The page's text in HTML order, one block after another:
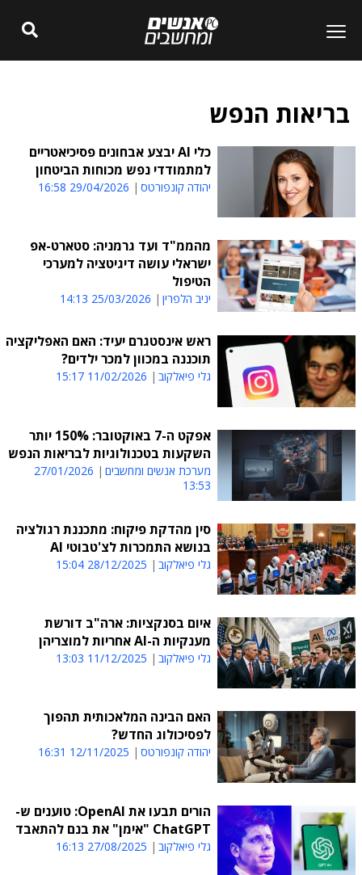
בריאות הנפש
כלי AI יבצע אבחונים פסיכיאטריים
למתמודדי נפש מכוחות הביטחון
יהודה קונפורטס 29/04/2026 16:58
מהממ"ד ועד גרמניה: סטארט-אפ
ישראלי עושה דיגיטציה למערכי
הטיפול
יניב הלפרין 25/03/2026 14:13
ראש אינסטגרם יעיד: האם האפליקציה
תוכננה במכוון למכר ילדים?
גלי פיאלקוב 11/02/2026 15:17
אפקט ה-7 באוקטובר: 150% יותר
השקעות בטכנולוגיות לבריאות הנפש
מערכת אנשים ומחשבים
27/01/2026
13:53
סין מהדקת פיקוח: מתכננת רגולציה
בנושא התמכרות לצ'טבוטי AI
גלי פיאלקוב 28/12/2025 15:04
איום בסנקציות: ארה"ב דורשת
מענקיות ה-AI אחריות למוצריהן
גלי פיאלקוב 11/12/2025 13:03
האם הבינה המלאכותית תהפוך
לפסיכולוג החדש?
יהודה קונפורטס 12/11/2025 16:31
הורים תבעו את OpenAI: טוענים ש-
ChatGPT "אימן" את בנם להתאבד
גלי פיאלקוב 27/08/2025 16:13